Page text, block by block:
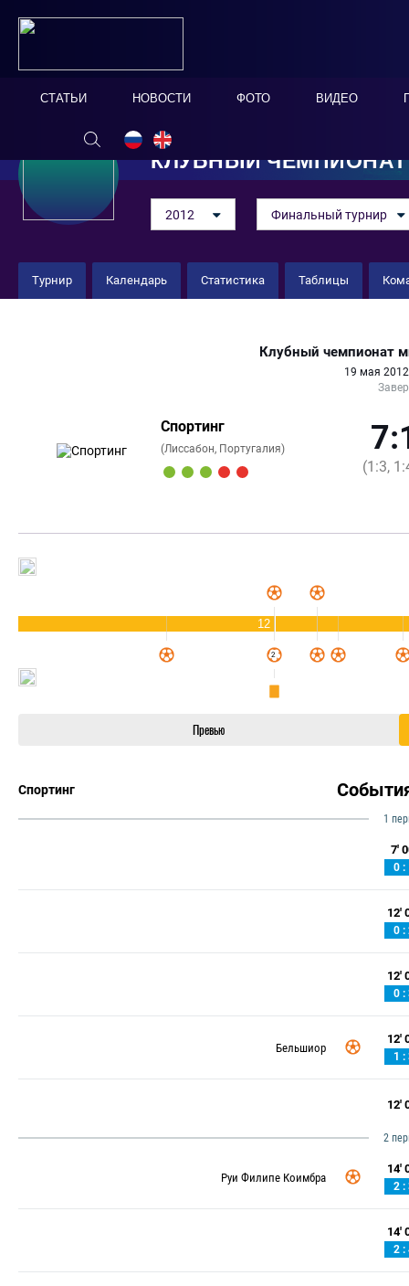
СТАТЬИ НОВОСТИ ФОТО ВИДЕО
КЛУБНЫЙ
2012 Финальный турнир
Турнир Календарь Статистика Таблицы
Клубный чемпионат
19 мая
Спортинг
(Лиссабон, Португалия)
(1:3,
12
Превью
Спортинг
1
7'
0 :
12'
0 :
12'
0 :
Бельшиор
12'
1 :
12'
2
Руи Филипе Коимбра
14'
2 :
14'
2 :